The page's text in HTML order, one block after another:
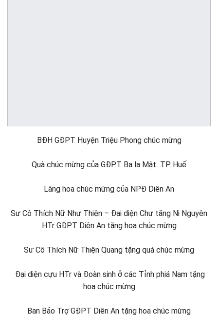
BĐH GĐPT Huyện Triệu Phong chúc mừng
Quà chúc mừng của GĐPT Ba la Mật TP. Huế
Lãng hoa chúc mừng của NPĐ Diên An
Sư Cô Thích Nữ Như Thiện – Đại diện Chư tăng Ni Nguyên
HTr GĐPT Diên An tặng hoa chúc mừng
Sư Cô Thích Nữ Thiện Quang tặng quà chúc mừng
Đại diện cựu HTr và Đoàn sinh ở các Tỉnh phiá Nam tặng
hoa chúc mừng
Ban Bảo Trợ GĐPT Diên An tặng hoa chúc mừng